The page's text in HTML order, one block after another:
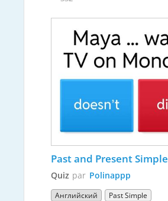
Past and Present Simple
Quiz par Polinappp
Английский Past Simple